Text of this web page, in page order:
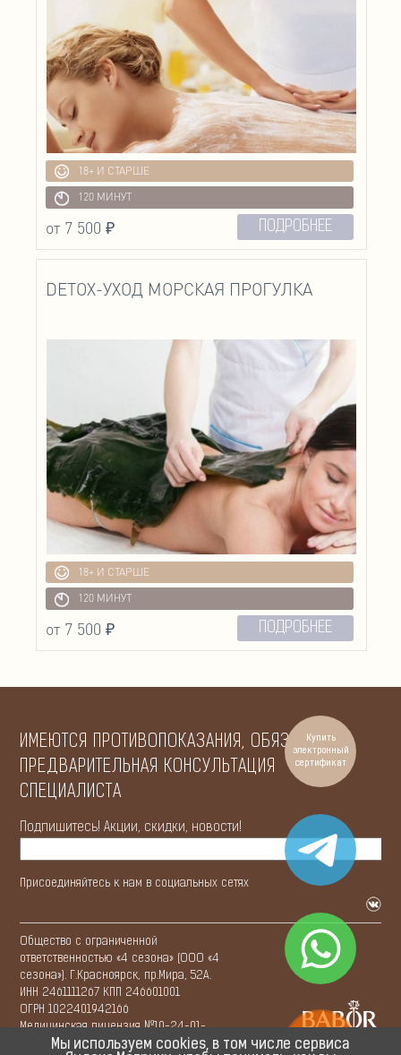
18+ И СТАРШЕ
120 МИНУТ
от 7 500 ₽ ПОДРОБНЕЕ
DETOX-УХОД МОРСКАЯ ПРОГУЛКА
18+ И СТАРШЕ
120 МИНУТ
от 7 500 ₽ ПОДРОБНЕЕ
ИМЕЮТСЯ ПРОТИВОПОКАЗАНИЯ, ОБЯЗАТЕЛЬНА
ПРЕДВАРИТЕЛЬНАЯ КОНСУЛЬТАЦИЯ
СПЕЦИАЛИСТА
Подпишитесь! Акции, скидки, новости!
Присоединяйтесь к нам в социальных сетях
Общество с ограниченной
ответственностью «4 сезона» (ООО «4
сезона»). Г.Красноярск, пр.Мира, 52А.
ИНН 2461111267 КПП 246601001
ОГРН 1022401942166
Медицинская лицензия №10-24-01-
0020045 от 30.09.2013г.
© 2015—2026
Купить
электронный
сертификат
Мы используем cookies, в том числе сервиса
Запись